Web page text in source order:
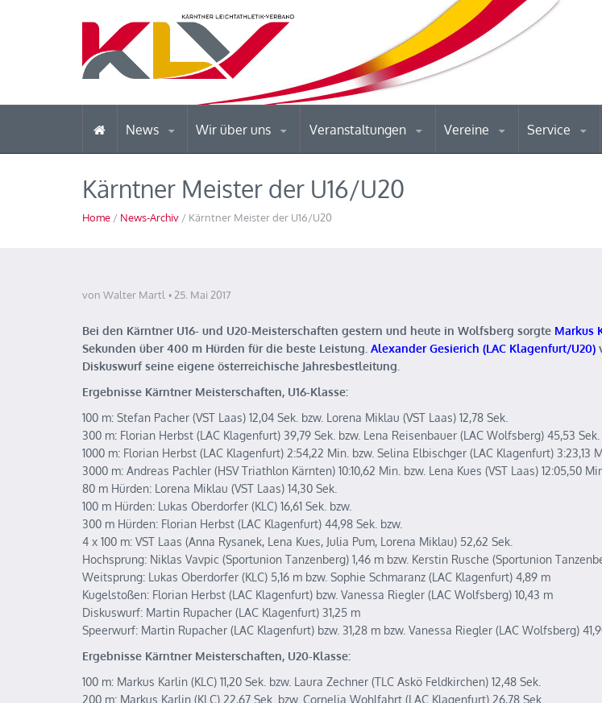
News Wir über uns Veranstaltungen Vereine Service
Kärntner Meister der U16/U20
Home / News-Archiv / Kärntner Meister der U16/U20
von Walter Martl 25. Mai 2017
Bei den Kärntner U16- und U20-Meisterschaften gestern und heute in Wolfsberg sorgte Markus
Sekunden über 400 m Hürden für die beste Leistung. Alexander Gesierich (LAC Klagenfurt/U20)
Diskuswurf seine eigene österreichische Jahresbestleitung.
Ergebnisse Kärntner Meisterschaften, U16-Klasse:
100 m: Stefan Pacher (VST Laas) 12,04 Sek. bzw. Lorena Miklau (VST Laas) 12,78 Sek.
300 m: Florian Herbst (LAC Klagenfurt) 39,79 Sek. bzw. Lena Reisenbauer (LAC Wolfsberg) 45,53 Sek.
1000 m: Florian Herbst (LAC Klagenfurt) 2:54,22 Min. bzw. Selina Elbischger (LAC Klagenfurt) 3:23,13
3000 m: Andreas Pachler (HSV Triathlon Kärnten) 10:10,62 Min. bzw. Lena Kues (VST Laas) 12:05,50
80 m Hürden: Lorena Miklau (VST Laas) 14,30 Sek.
100 m Hürden: Lukas Oberdorfer (KLC) 16,61 Sek. bzw.
300 m Hürden: Florian Herbst (LAC Klagenfurt) 44,98 Sek. bzw.
4 x 100 m: VST Laas (Anna Rysanek, Lena Kues, Julia Pum, Lorena Miklau) 52,62 Sek.
Hochsprung: Niklas Vavpic (Sportunion Tanzenberg) 1,46 m bzw. Kerstin Rusche (Sportunion
Weitsprung: Lukas Oberdorfer (KLC) 5,16 m bzw. Sophie Schmaranz (LAC Klagenfurt) 4,89 m
Kugelstoßen: Florian Herbst (LAC Klagenfurt) bzw. Vanessa Riegler (LAC Wolfsberg) 10,43 m
Diskuswurf: Martin Rupacher (LAC Klagenfurt) 31,25 m
Speerwurf: Martin Rupacher (LAC Klagenfurt) bzw. 31,28 m bzw. Vanessa Riegler (LAC Wolfsberg)
Ergebnisse Kärntner Meisterschaften, U20-Klasse:
100 m: Markus Karlin (KLC) 11,20 Sek. bzw. Laura Zechner (TLC Askö Feldkirchen) 12,48 Sek.
200 m: Markus Karlin (KLC) 22,67 Sek. bzw. Cornelia Wohlfahrt (LAC Klagenfurt) 26,78 Sek.